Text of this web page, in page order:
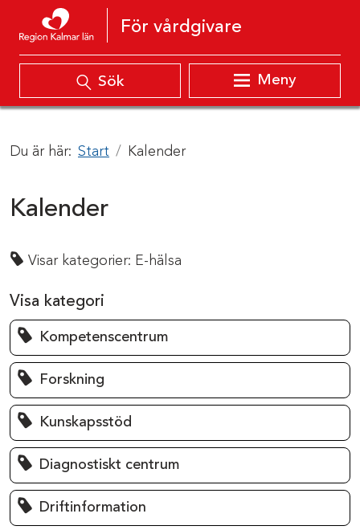
Hoppa till innehåll
För vårdgivare
Sök Meny
Du är här: Start Kalender
Kalender
Visar kategorier: E-hälsa
Visa kategori
Kompetenscentrum
Forskning
Kunskapsstöd
Diagnostiskt centrum
Driftinformation